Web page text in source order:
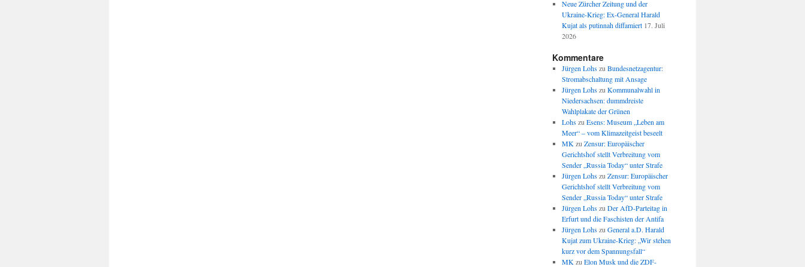
Neue Zürcher Zeitung und der
Ukraine-Krieg: Ex-General Harald
Kujat als putinnah diffamiert 17. Juli
2026
Kommentare
Jürgen Lohszu Bundesnetzagentur:
Stromabschaltung mit Ansage
Jürgen Lohszu Kommunalwahl in
Niedersachsen: dummdreiste
Wahlplakate der Grünen
Lohszu Esens: Museum „Leben am
Meer“ – vom Klimazeitgeist beseelt
MK zu Zensur: Europäischer
Gerichtshof stellt Verbreitung vom
Sender „Russia Today“ unter Strafe
Jürgen Lohszu Zensur: Europäischer
Gerichtshof stellt Verbreitung vom
Sender „Russia Today“ unter Strafe
Jürgen Lohszu Der AfD-Parteitag in
Erfurt und die Faschisten der Antifa
Jürgen Lohszu General a.D. Harald
Kujat zum Ukraine-Krieg: „Wir stehen
kurz vor dem Spannungsfall“
MK zu Elon Musk und die ZDF-